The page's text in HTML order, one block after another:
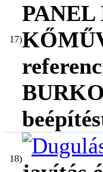
17)
PANEL
18)